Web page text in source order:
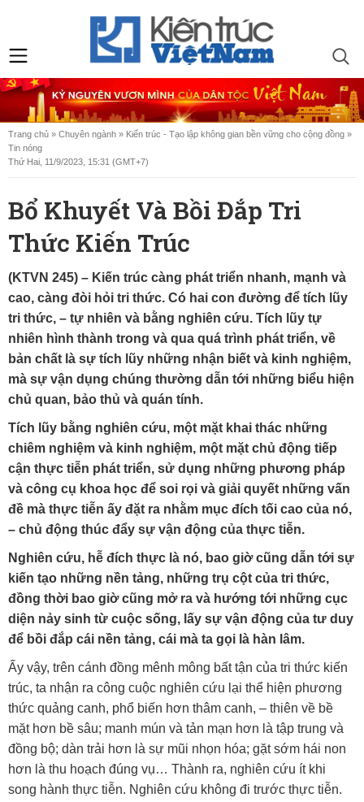
Trang chủ » Chuyên ngành » Kiến trúc - Tạo lập không gian bền vững cho cộng đồng »
Tin nóng
Thứ Hai, 11/9/2023, 15:31 (GMT+7)
Bổ Khuyết Và Bồi Đắp Tri
Thức Kiến Trúc
(KTVN 245) – Kiến trúc càng phát triển nhanh, mạnh và
cao, càng đòi hỏi tri thức. Có hai con đường để tích lũy
tri thức, – tự nhiên và bằng nghiên cứu. Tích lũy tự
nhiên hình thành trong và qua quá trình phát triển, về
bản chất là sự tích lũy những nhận biết và kinh nghiệm,
mà sự vận dụng chúng thường dẫn tới những biểu hiện
chủ quan, bảo thủ và quán tính.
Tích lũy bằng nghiên cứu, một mặt khai thác những
chiêm nghiệm và kinh nghiệm, một mặt chủ động tiếp
cận thực tiễn phát triển, sử dụng những phương pháp
và công cụ khoa học để soi rọi và giải quyết những vấn
đề mà thực tiễn ấy đặt ra nhằm mục đích tối cao của nó,
– chủ động thúc đẩy sự vận động của thực tiễn.
Nghiên cứu, hễ đích thực là nó, bao giờ cũng dẫn tới sự
kiến tạo những nền tảng, những trụ cột của tri thức,
đồng thời bao giờ cũng mở ra và hướng tới những cục
diện nảy sinh từ cuộc sống, lấy sự vận động của tư duy
để bồi đắp cái nền tảng, cái mà ta gọi là hàn lâm.
Ấy vậy, trên cánh đồng mênh mông bất tận của tri thức kiến
trúc, ta nhận ra công cuộc nghiên cứu lại thể hiện phương
thức quảng canh, phổ biến hơn thâm canh, – thiên về bề
mặt hơn bề sâu; manh mún và tản mạn hơn là tập trung và
đồng bộ; dàn trải hơn là sự mũi nhọn hóa; gặt sớm hái non
hơn là thu hoạch đúng vụ… Thành ra, nghiên cứu ít khi
song hành thực tiễn. Nghiên cứu không đi trước thực tiễn.